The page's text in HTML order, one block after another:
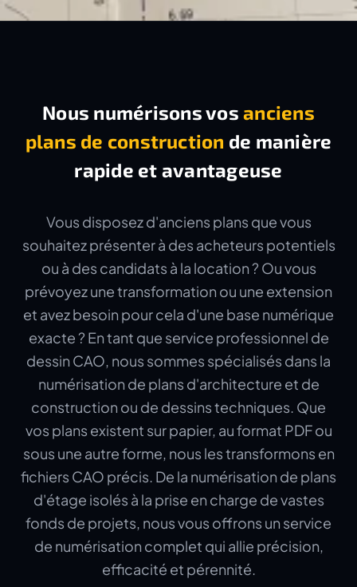
Nous numérisons vosanciens
plans de construction de manière
rapide et avantageuse
Vous disposez d'anciens plans que vous
souhaitez présenter à des acheteurs potentiels
ou à des candidats à la location ? Ou vous
prévoyez une transformation ou une extension
et avez besoin pour cela d'une base numérique
exacte ? En tant que service professionnel de
dessin CAO, nous sommes spécialisés dans la
numérisation de plans d'architecture et de
construction ou de dessins techniques. Que
vos plans existent sur papier, au format PDF ou
sous une autre forme, nous les transformons en
fichiers CAO précis. De la numérisation de plans
d'étage isolés à la prise en charge de vastes
fonds de projets, nous vous offrons un service
de numérisation complet qui allie précision,
efficacité et pérennité.